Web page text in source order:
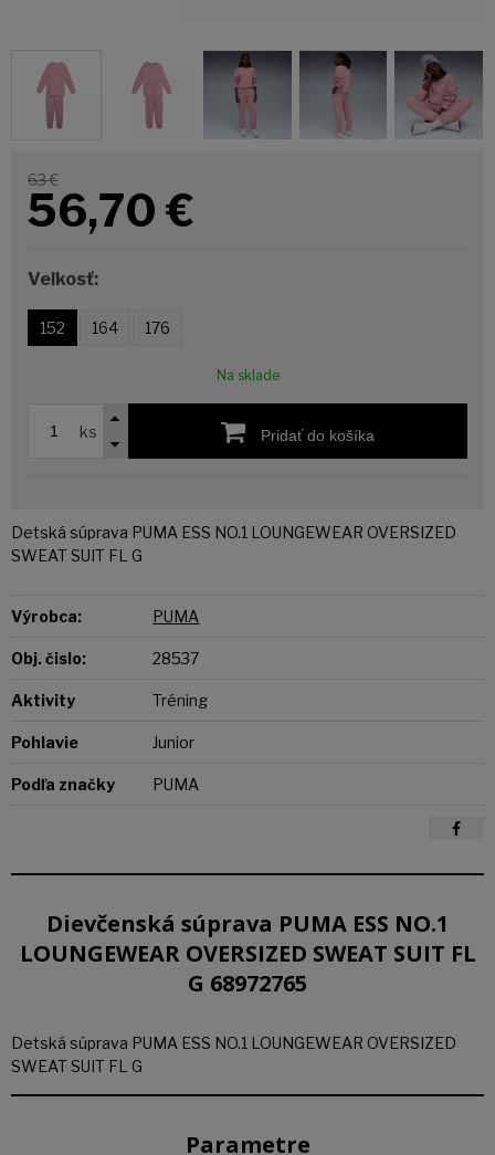
63 €
56,70 €
Veľkosť:
152 164 176
Na sklade
ks Pridať do košíka
Detská súprava PUMA ESS NO.1 LOUNGEWEAR OVERSIZED
SWEAT SUIT FL G
Výrobca: PUMA
Obj. čislo: 28537
Aktivity Tréning
Pohlavie Junior
Podľa značky PUMA
Dievčenská súprava PUMA ESS NO.1
LOUNGEWEAR OVERSIZED SWEAT SUIT FL
G 68972765
Detská súprava PUMA ESS NO.1 LOUNGEWEAR OVERSIZED
SWEAT SUIT FL G
Parametre